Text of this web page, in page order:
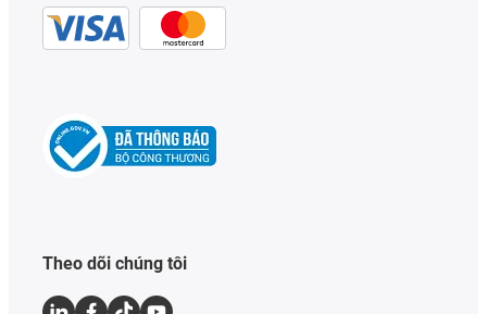
Theo dõi chúng tôi